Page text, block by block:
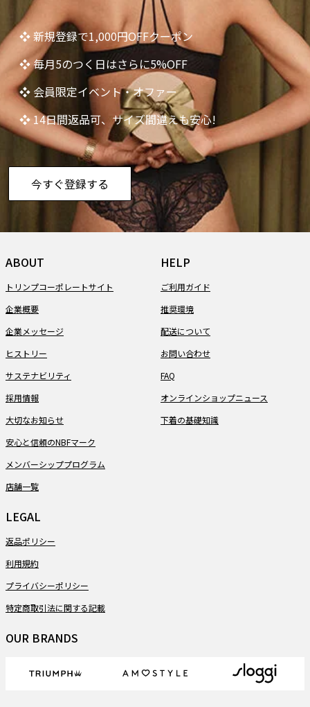
❖ 新規登録で1,000円OFFクーポン
❖ 毎月5のつく日はさらに5%OFF
❖ 会員限定イベント・オファー
❖ 14日間返品可、サイズ間違えも安心!
今すぐ登録する
ABOUT
トリンプコーポレートサイト
企業概要
企業メッセージ
ヒストリー
サステナビリティ
採用情報
大切なお知らせ
安心と信頼のNBFマーク
メンバーシッププログラム
店舗一覧
HELP
ご利用ガイド
推奨環境
配送について
お問い合わせ
FAQ
オンラインショップニュース
下着の基礎知識
LEGAL
返品ポリシー
利用規約
プライバシーポリシー
特定商取引法に関する記載
OUR BRANDS